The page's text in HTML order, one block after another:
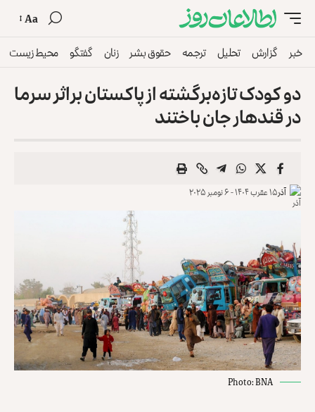
Aa
خبر گزارش تحلیل ترجمه حقوق بشر زنان گفتگو محیط زیست
دو کودک تازه‌برگشته از پاکستان براثر سرما
در قندهار جان باختند
آذر۱۵ عقرب ۱۴۰۴ - ۶ نومبر ۲۰۲۵
Photo: BNA